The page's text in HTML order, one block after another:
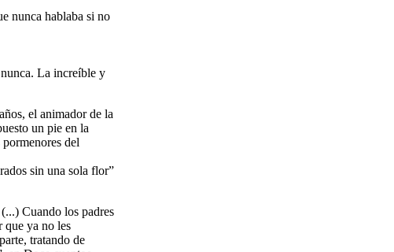
nunca hablaba si no
La increíble y
el animador de la
un pie en la
del
sin una sola flor”
Cuando los padres
que ya no les
tratando de